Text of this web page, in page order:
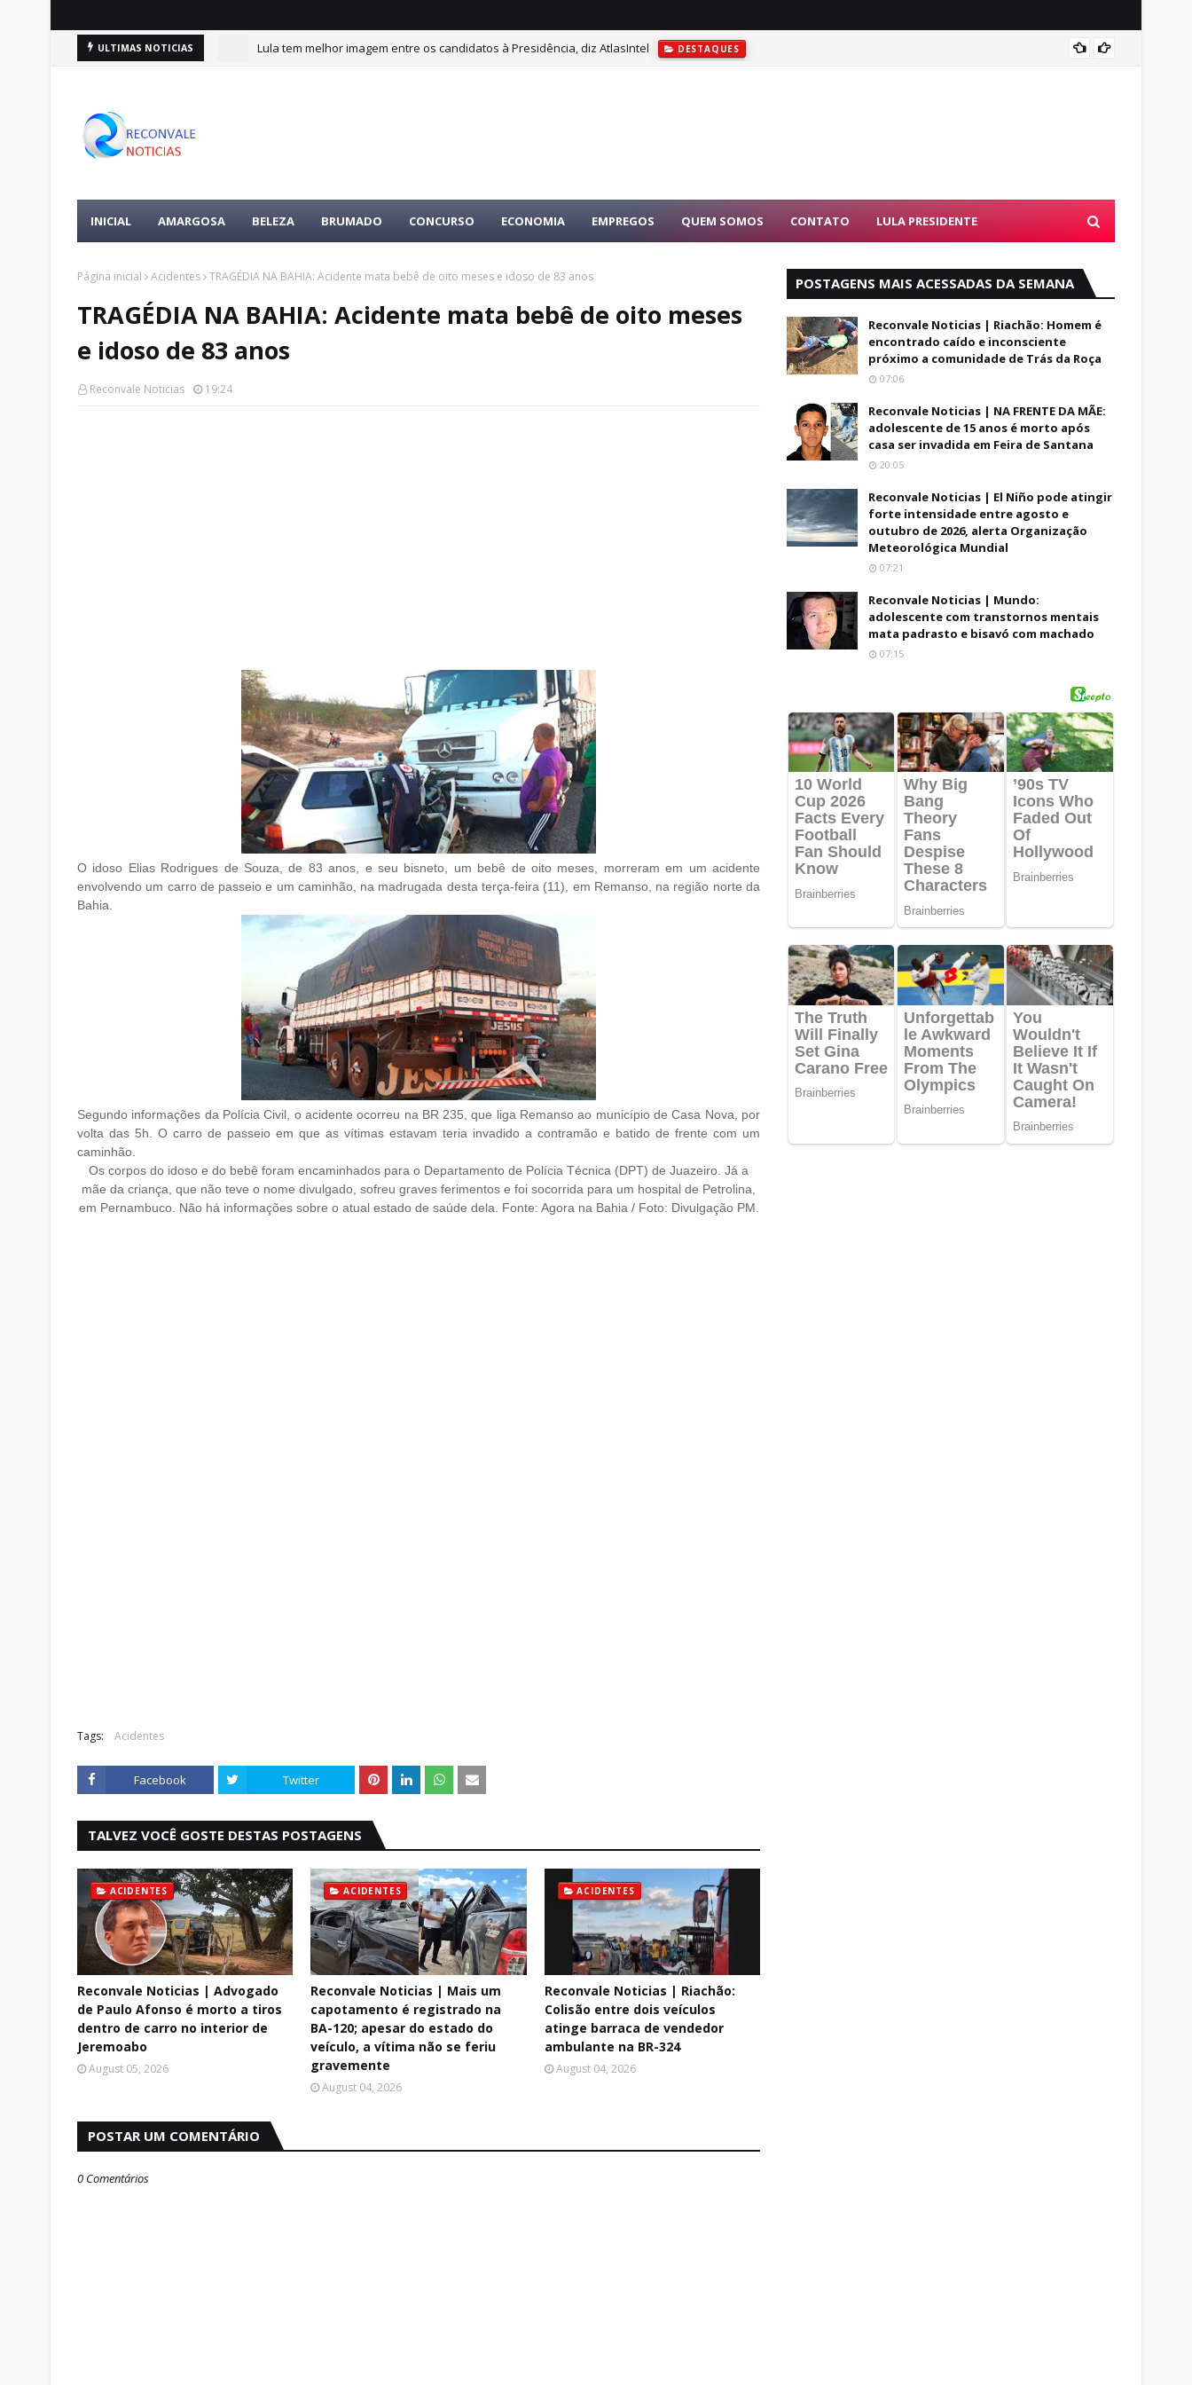
ULTIMAS NOTICIAS Lula tem melhor imagem entre os candidatos à Presidência, diz AtlasIntel DESTAQUES
INICIAL AMARGOSA BELEZA BRUMADO CONCURSO ECONOMIA EMPREGOS QUEM SOMOS CONTATO LULA PRESIDENTE
Página inicial Acidentes TRAGÉDIA NA BAHIA: Acidente mata bebê de oito meses e idoso de 83 anos
TRAGÉDIA NA BAHIA: Acidente mata bebê de oito meses
e idoso de 83 anos
Reconvale Noticias 19:24
O idoso Elias Rodrigues de Souza, de 83 anos, e seu bisneto, um bebê de oito meses, morreram em um acidente
envolvendo um carro de passeio e um caminhão, na madrugada desta terça-feira (11), em Remanso, na região norte da
Bahia.
Segundo informações da Polícia Civil, o acidente ocorreu na BR 235, que liga Remanso ao município de Casa Nova, por
volta das 5h. O carro de passeio em que as vítimas estavam teria invadido a contramão e batido de frente com um
caminhão.
Os corpos do idoso e do bebê foram encaminhados para o Departamento de Polícia Técnica (DPT) de Juazeiro. Já a
mãe da criança, que não teve o nome divulgado, sofreu graves ferimentos e foi socorrida para um hospital de Petrolina,
em Pernambuco. Não há informações sobre o atual estado de saúde dela. Fonte: Agora na Bahia / Foto: Divulgação PM.
Tags: Acidentes
Facebook Twitter
TALVEZ VOCÊ GOSTE DESTAS POSTAGENS
ACIDENTES
Reconvale Noticias | Advogado
de Paulo Afonso é morto a tiros
dentro de carro no interior de
Jeremoabo
August 05, 2026
ACIDENTES
Reconvale Noticias | Mais um
capotamento é registrado na
BA-120; apesar do estado do
veículo, a vítima não se feriu
gravemente
August 04, 2026
ACIDENTES
Reconvale Noticias | Riachão:
Colisão entre dois veículos
atinge barraca de vendedor
ambulante na BR-324
August 04, 2026
POSTAR UM COMENTÁRIO
0 Comentários
POSTAGENS MAIS ACESSADAS DA SEMANA
Reconvale Noticias | Riachão: Homem é
encontrado caído e inconsciente
próximo a comunidade de Trás da Roça
07:06
Reconvale Noticias | NA FRENTE DA MÃE:
adolescente de 15 anos é morto após
casa ser invadida em Feira de Santana
20:05
Reconvale Noticias | El Niño pode atingir
forte intensidade entre agosto e
outubro de 2026, alerta Organização
Meteorológica Mundial
07:21
Reconvale Noticias | Mundo:
adolescente com transtornos mentais
mata padrasto e bisavó com machado
07:15